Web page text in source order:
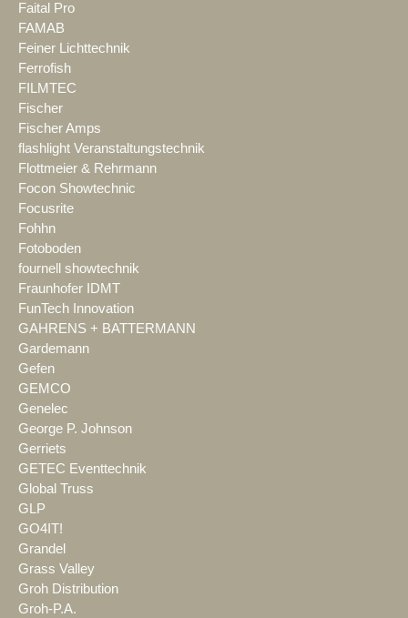
Faital Pro
FAMAB
Feiner Lichttechnik
Ferrofish
FILMTEC
Fischer
Fischer Amps
flashlight Veranstaltungstechnik
Flottmeier & Rehrmann
Focon Showtechnic
Focusrite
Fohhn
Fotoboden
fournell showtechnik
Fraunhofer IDMT
FunTech Innovation
GAHRENS + BATTERMANN
Gardemann
Gefen
GEMCO
Genelec
George P. Johnson
Gerriets
GETEC Eventtechnik
Global Truss
GLP
GO4IT!
Grandel
Grass Valley
Groh Distribution
Groh-P.A.